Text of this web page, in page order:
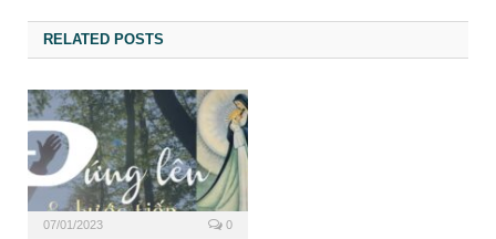
RELATED POSTS
07/01/2023 0